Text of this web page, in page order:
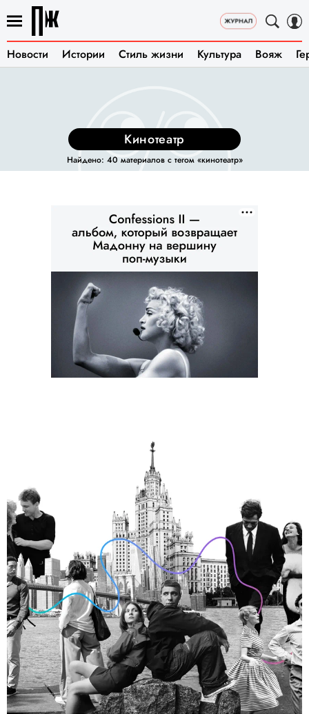
Новости Истории Стиль жизни Культура Вояж
кинотеатр
Найдено: 40 материалов с тегом «кинотеатр»